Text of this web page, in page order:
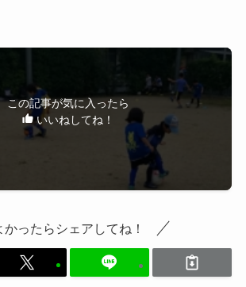
この記事が気に入ったら
いいねしてね！
かったらシェアしてね！